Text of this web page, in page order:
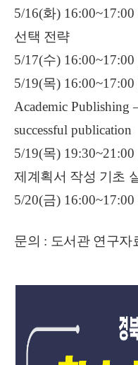
5/16(화) 16:00~17:00
선택 전략
5/17(수) 16:00~17:00
5/19(목) 16:00~17:00
Academic Publishing
successful publication
5/19(목) 19:30~21:00
제계획서 작성 기초
5/20(금) 16:00~17:00
문의 : 도서관 연구자